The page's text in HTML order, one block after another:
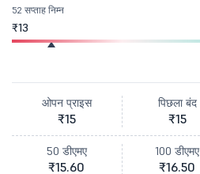
52 सप्ताह निम्न
₹13
ओपन प्राइस
₹15
पिछला बंद
₹15
50 डीएमए
₹15.60
100 डीएमए
₹16.50